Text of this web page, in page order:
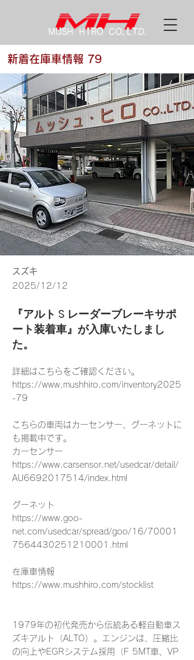
新着在庫車情報 79
スズキ
2025/12/12
『アルト S レーダーブレーキサポ
ート装着車』が入庫いたしまし
た。
詳細はこちらをご確認ください。
https://www.mushhiro.com/inventory2025
-79
こちらの車両はカーセンサー、グーネットに
も掲載中です。
カーセンサー
https://www.carsensor.net/usedcar/detail/
AU6692017514/index.html
グーネット
https://www.goo-
net.com/usedcar/spread/goo/16/70001
7564430251210001.html
在庫車情報
https://www.mushhiro.com/stocklist
1979年の初代発売から伝統ある軽自動車ス
ズキアルト（ALTO）。エンジンは、圧縮比
の向上やEGRシステム採用（F 5MT車、VP